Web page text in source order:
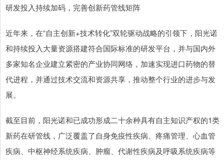
研发投入持续加码，完善创新药管线矩阵
近年来，在“自主创新+技术转化”双轮驱动战略的引领下，阳光诺
和持续投入大量资源搭建符合国际标准的研发平台，并与国内外
多家知名企业建立紧密的产业协同网络，加速实现进口药物的替
代进程，并通过技术交流和资源共享，推动整个行业的进步与发
展。
截至目前，阳光诺和已成功形成二十余种具有自主知识产权的1类
新药在研管线，广泛覆盖了自身免疫性疾病、疼痛管理、心血管
疾病、中枢神经系统疾病、肿瘤、代谢性疾病及呼吸系统疾病等